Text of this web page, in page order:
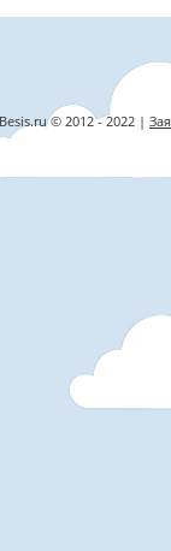
© 2012 - 2022 |